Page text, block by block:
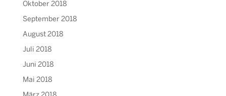
Oktober 2018
September 2018
August 2018
Juli 2018
Juni 2018
Mai 2018